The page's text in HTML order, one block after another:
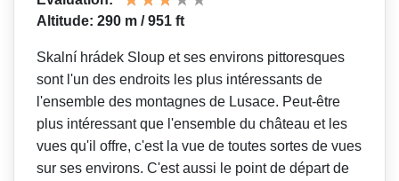
Altitude: 290 m / 951 ft
Skalní hrádek Sloup et ses environs pittoresques
sont l'un des endroits les plus intéressants de
l'ensemble des montagnes de Lusace. Peut-être
plus intéressant que l'ensemble du château et les
vues qu'il offre, c'est la vue de toutes sortes de vues
sur ses environs. C'est aussi le point de départ de